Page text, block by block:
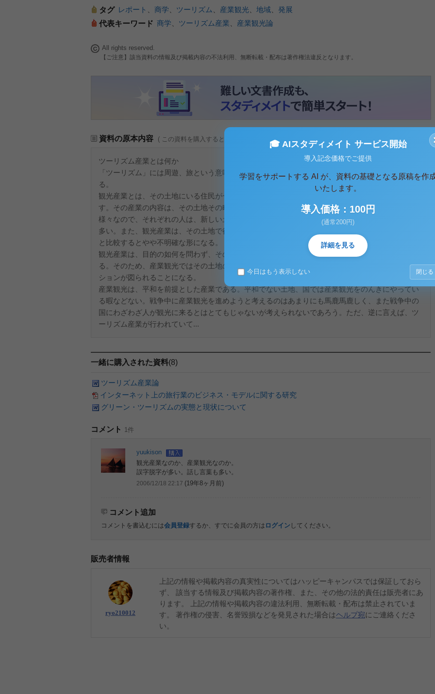
タグ レポート 商学 ツーリズム 産業観光 地域
発展
代表キーワード 商学 ツーリズム産業 産業観光論
All rights reserved.
【ご注意】該当資料の情報及び掲載内容の不法利用、無断転載・配布は著作権法違反となります。
資料の原本内容 ( この資料を購入すると、テキストデータがみえます。 )
ツーリズム産業とは何か
「ツーリズム」には周遊、旅という意味を持ち、「ツーリズム産業」は観光産業という意味があ
る。
観光産業とは、その土地にいる住民が一丸となって発展を進める、町と結びついてできる産業を指
す。その産業の内容は、その土地その町の特色を生かしたものとなる事が多い。地域ごとに特色は
様々なので、それぞれの人は、新しい土地に行くごとに新しい経験を体験する事が出来ること事が
多い。また、観光産業は、その土地で行われている数々の産業を包括したものを指すため、他産業
と比較するとやや不明確な形になる。
観光産業は、目的の如何を問わず、その地を訪れる全ての人を対象にしていこうという考え方をと
る。そのため、産業観光ではその土地の住民全体と、その土地に来た旅行者全体とのコミュニケー
ションが図られることになる。
産業観光は、平和を前提とした産業である。平和でない土地、国では産業観光をのんきにやってい
る暇などない。戦争中に産業観光を進めようと考えるのはあまりにも馬鹿馬鹿しく、また戦争中の
国にわざわざ人が観光に来るとはとてもじゃないが考えられないであろう。ただ、逆に言えば、ツ
ーリズム産業が行われていて...
一緒に購入された資料(8)
ツーリズム産業論
インターネット上の旅行業のビジネス・モデルに関する研究
グリーン・ツーリズムの実態と現状について
コメント 1件
yuukison
観光産業なのか、産業観光なのか。
誤字脱字が多い。話し言葉も多い。
2006/12/18 22:17 (19年8ヶ月前)
コメント追加
コメントを書込むには会員登録するか、すでに会員の方は ログイン してください。
販売者情報
ryo210012
上記の情報や掲載内容の真実性についてはハッピーキャンパスでは保証しておら
ず、 該当する情報及び掲載内容の著作権、また、その他の法的責任は販売者にあ
ります。 上記の情報や掲載内容の違法利用、無断転載・配布は禁止されていま
す。 著作権の侵害、名誉毀損などを発見された場合はヘルプ宛にご連絡くださ
い。
🎓 AIスタディメイト サービス開始
導入記念価格でご提供
学習をサポートする AI が、資料の基礎となる原稿を作
いたします。
導入価格：100円
(通常200円)
詳細を見る
今日はもう表示しない 閉じる